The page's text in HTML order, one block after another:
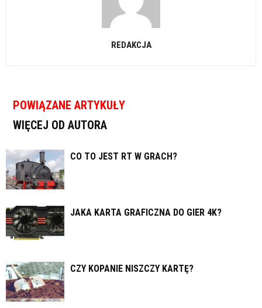
REDAKCJA
POWIĄZANE ARTYKUŁY
WIĘCEJ OD AUTORA
CO TO JEST RT W GRACH?
JAKA KARTA GRAFICZNA DO GIER 4K?
CZY KOPANIE NISZCZY KARTĘ?